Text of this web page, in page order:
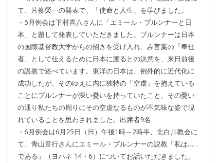
て、片柳榮一の発表で、「使命と人生」を学びました。
・5月例会は下村喜八さんに「エミール・ブルンナーと日
本」と題して発表していただきました。ブルンナーは日本
の国際基督教大学からの招きを受け入れ、み言葉の「奉仕
者」として仕えるために日本に渡るとの決意を、来日前後
の説教で述べています。東洋の日本は、例外的に近代化に
成功したが、そのゆえに内に独特の「空虚」を抱えている
ことにブルンナーが深い憂いを持っていたこと、その憂い
の通り私たちの周りにその空虚なるものが不気味な姿で現
れていることを思わされました。出席者9名
・6月例会は6月25日（日）午後1時～2時半、北白川教会に
て、青山章行さんにエミール・ブルンナーの説教「私は……
である」（ヨハネ 14・6）についてお話いただきました。